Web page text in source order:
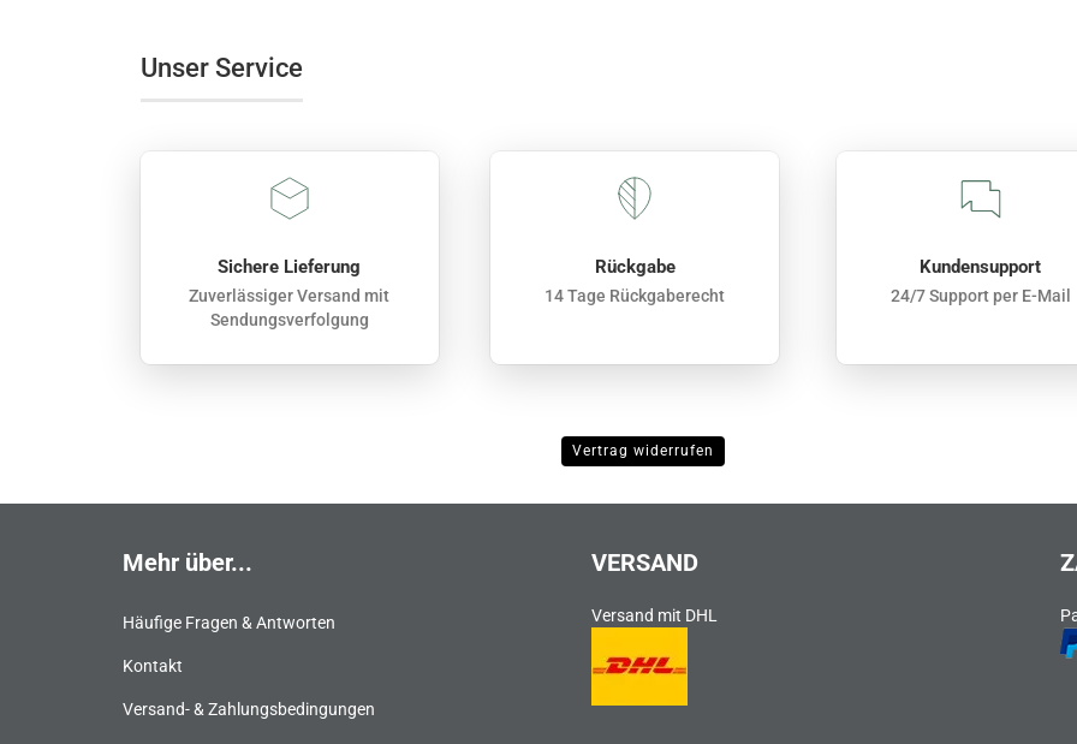
Unser Service
Sichere Lieferung
Zuverlässiger Versand mit
Sendungsverfolgung
Rückgabe
14 Tage Rückgaberecht
Kundensupport
24/7 Support per E-Mail
Vertrag widerrufen
Mehr über...
Häufige Fragen & Antworten
Kontakt
Versand- & Zahlungsbedingungen
VERSAND
Versand mit DHL